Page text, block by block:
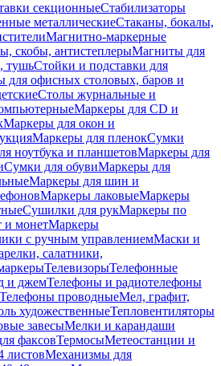
секционныеСтабилизаторы
металлическиеСтаканы, бокалы,
Магнитно-маркерные
скобы, антистеплерыМагниты для
тушьСтойки и подставки для
для офисных столовых, баров и
Столы журнальные и
Маркеры для CD и
Маркеры для окон и
Маркеры для пленокСумки
ноутбука и планшетовМаркеры для
Сумки для обувиМаркеры для
Маркеры для шин и
Маркеры лаковыеМаркеры
Сушилки для рукМаркеры по
и монетМаркеры
с ручным управлениемМаски и
салатники,
ТелевизорыТелефонные
и джемТелефоны и радиотелефоны
Телефоны проводныеМел, графит,
художественныеТепловентиляторы
завесыМелки и карандаши
факсовТермосыМетеостанции и
листовМеханизмы для